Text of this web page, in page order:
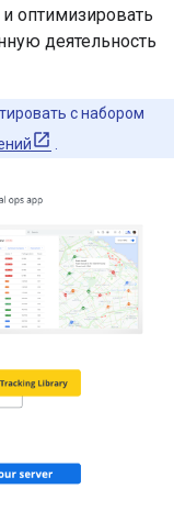
оптимизировать
деятельность
с набором